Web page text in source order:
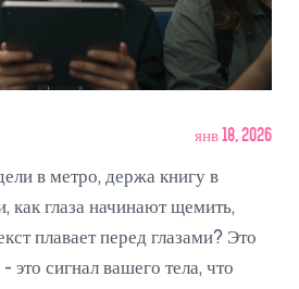
янв 18, 2026
в метро, держа книгу в
как глаза начинают щемить,
плавает перед глазами? Это
это сигнал вашего тела, что